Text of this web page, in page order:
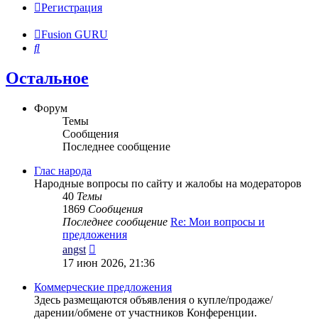
Регистрация
Fusion GURU
Поиск
Остальное
Форум
Темы
Сообщения
Последнее сообщение
Глас народа
Народные вопросы по сайту и жалобы на модераторов
40 Темы
1869 Сообщения
Последнее сообщение Re: Мои вопросы и
предложения
angst
к
последнему
сообщению
17 июн 2026, 21:36
Коммерческие предложения
Здесь размещаются объявления о купле/продаже/
дарении/обмене от участников Конференции.